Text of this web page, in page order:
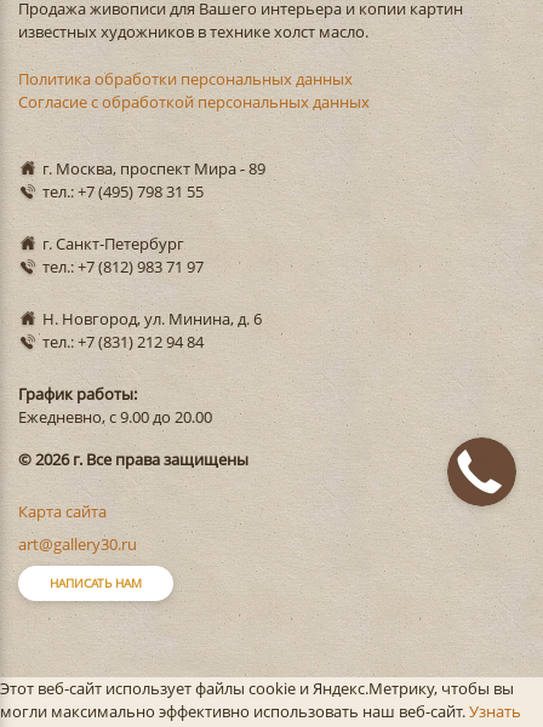
Продажа живописи для Вашего интерьера и копии картин
известных художников в технике холст масло.
Политика обработки персональных данных
Согласие с обработкой персональных данных
г. Москва, проспект Мира - 89
тел.: +7 (495) 798 31 55
г. Санкт-Петербург
тел.: +7 (812) 983 71 97
Н. Новгород, ул. Минина, д. 6
тел.: +7 (831) 212 94 84
График работы:
Ежедневно, с 9.00 до 20.00
© 2026 г. Все права защищены
Карта сайта
art@gallery30.ru
НАПИСАТЬ НАМ
Этот веб-сайт использует файлы cookie и Яндекс.Метрику, чтобы вы
могли максимально эффективно использовать наш веб-сайт.Узнать